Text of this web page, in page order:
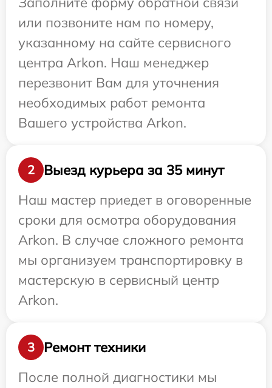
или позвоните нам по номеру,
указанному на сайте сервисного
центра Arkon. Наш менеджер
перезвонит Вам для уточнения
необходимых работ ремонта
Вашего устройства Arkon.
2
Выезд курьера за 35 минут
Наш мастер приедет в оговоренные
сроки для осмотра оборудования
Arkon. В случае сложного ремонта
мы организуем транспортировку в
мастерскую в сервисный центр
Arkon.
3
Ремонт техники
После полной диагностики мы